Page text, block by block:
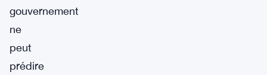
gouvernement
ne
peut
prédire